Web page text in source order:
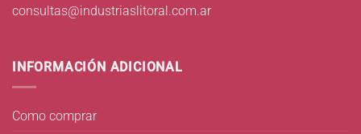
consultas@industriaslitoral.com.ar
INFORMACIÓN ADICIONAL
Como comprar